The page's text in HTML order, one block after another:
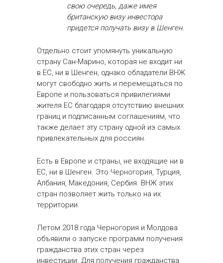
свою очередь, даже имея
британскую визу инвестора
придется получать визу в Шенген.
Отдельно стоит упомянуть уникальную
страну Сан-Марино, которая не входит ни
в ЕС, ни в Шенген, однако обладатели ВНЖ
могут свободно жить и перемещаться по
Европе и пользоваться привилегиями
жителя ЕС благодаря отсутствию внешних
границ и подписанным соглашениям, что
также делает эту страну одной из самых
привлекательных для россиян.
Есть в Европе и страны, не входящие ни в
ЕС, ни в Шенген. Это Черногория, Турция,
Албания, Македония, Сербия. ВНЖ этих
стран позволяет жить только на их
территории.
Летом 2018 года Черногория и Молдова
объявили о запуске программ получения
гражданства этих стран через
инвестиции. Для получения гражданства